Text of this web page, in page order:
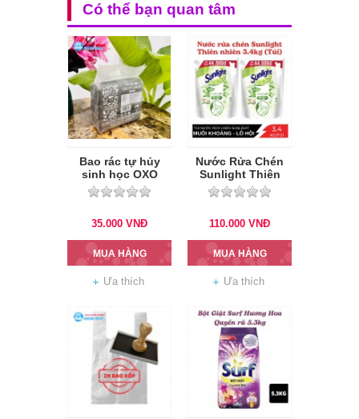
Có thể bạn quan tâm
Bao rác tự hủy
sinh học OXO
Trung
35.000 VNĐ
MUA HÀNG
Ưa thích
Nước Rửa Chén
Sunlight Thiên
Nhiên Túi 3.4Kg
110.000 VNĐ
MUA HÀNG
Ưa thích